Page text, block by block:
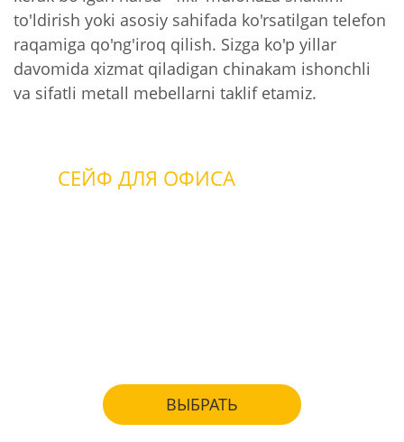
to'ldirish yoki asosiy sahifada ko'rsatilgan telefon
raqamiga qo'ng'iroq qilish. Sizga ko'p yillar
davomida xizmat qiladigan chinakam ishonchli
va sifatli metall mebellarni taklif etamiz.
СЕЙФ ДЛЯ ОФИСА
ВЫБРАТЬ